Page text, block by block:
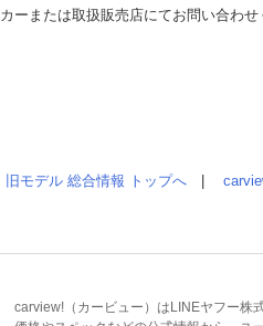
ーまたは取扱販売店にてお問い合わせ
旧モデル 総合情報 トップへ
carview!（カービュー）はLINEヤフー株